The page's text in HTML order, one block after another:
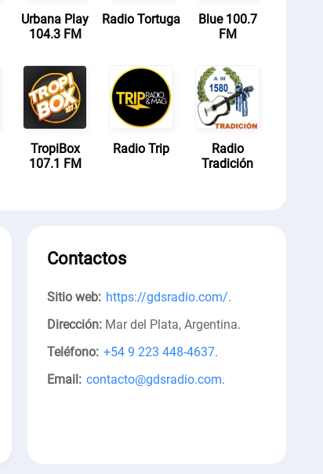
Urbana Play
104.3 FM
Radio Tortuga
Blue 100.7
FM
TropiBox
107.1 FM
Radio Trip
Radio
Tradición
Contactos
Sitio web: https://gdsradio.com/.
Dirección: Mar del Plata, Argentina.
Teléfono: +54 9 223 448-4637.
Email: contacto@gdsradio.com.